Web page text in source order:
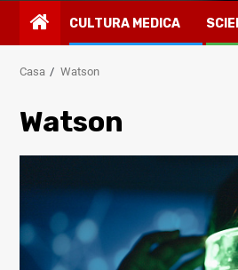
CULTURA MEDICA
Casa Watson
Watson